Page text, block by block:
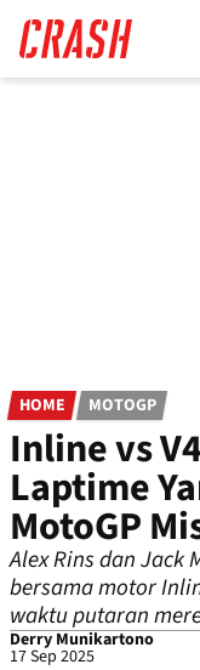
main
content
HOME MOTOGP
Inline vs
Laptime
MotoGP
Alex Rins dan Jack
bersama motor
waktu putaran
Derry Munikartono
17 Sep 2025